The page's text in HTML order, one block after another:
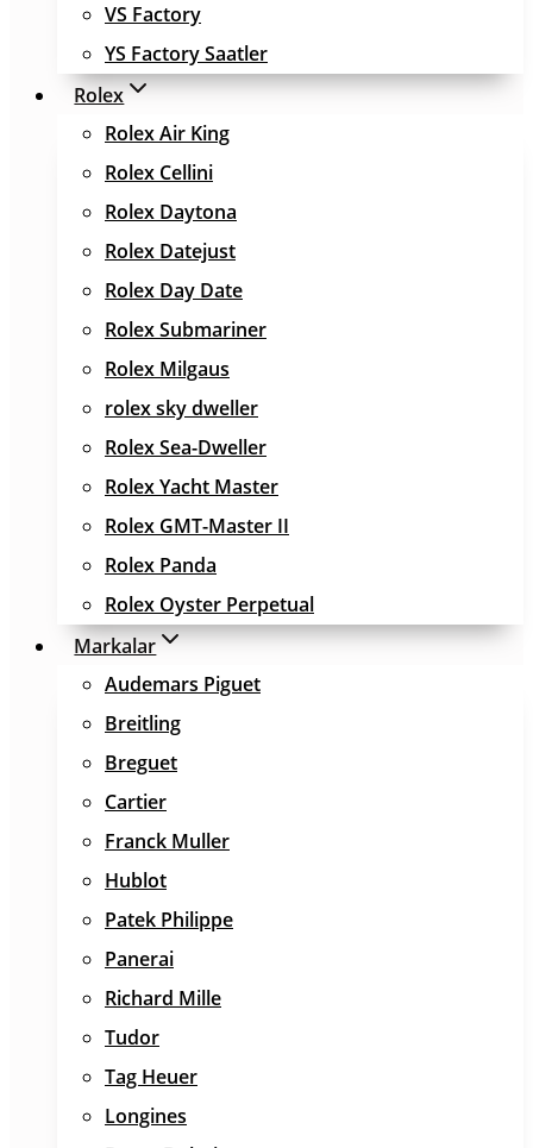
VS Factory
YS Factory Saatler
Rolex
Rolex Air King
Rolex Cellini
Rolex Daytona
Rolex Datejust
Rolex Day Date
Rolex Submariner
Rolex Milgaus
rolex sky dweller
Rolex Sea-Dweller
Rolex Yacht Master
Rolex GMT-Master II
Rolex Panda
Rolex Oyster Perpetual
Markalar
Audemars Piguet
Breitling
Breguet
Cartier
Franck Muller
Hublot
Patek Philippe
Panerai
Richard Mille
Tudor
Tag Heuer
Longines